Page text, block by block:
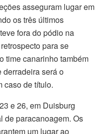
asseguram lugar em
os três últimos
fora do pódio na
para se
time canarinho também
será o
caso de título.
e 26, em Duisburg
de paracanoagem. Os
um lugar ao